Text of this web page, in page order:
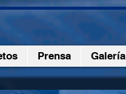
Prensa Galería